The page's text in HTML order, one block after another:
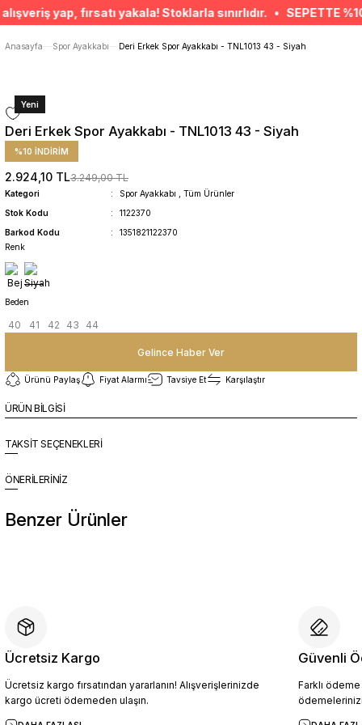
ÜCRETSİZ TESLİMAT İMKANI
Anasayfa
Spor Ayakkabı Deri Erkek Spor Ayakkabı - TNL1013 43 - Siyah
Yeni
Deri Erkek Spor Ayakkabı - TNL1013 43 - Siyah
%10 İNDİRİM
2.924,10 TL3.249,00 TL
Kategori Spor Ayakkabı
Tüm Ürünler
Stok Kodu
1122370
Barkod Kodu
1351821122370
Renk
Beden
40 41 42 43 44
Gelince Haber Ver
Ürünü Paylaş Fiyat Alarmı Tavsiye Et Karşılaştır
ÜRÜN BİLGİSİ
TAKSİT SEÇENEKLERİ
ÖNERİLERİNİZ
Benzer Ürünler
4.094,10 TL
4.549,00 TL
Sepete Ekle
Ücretsiz Kargo
Ücretsiz kargo fırsatından yararlanın! Alışverişlerinizde
kargo ücreti ödemeden ulaşın.
Güvenli
Farklı
yap, fırsatı yakala! Stoklarla sınırlıdır. • SEPETTE